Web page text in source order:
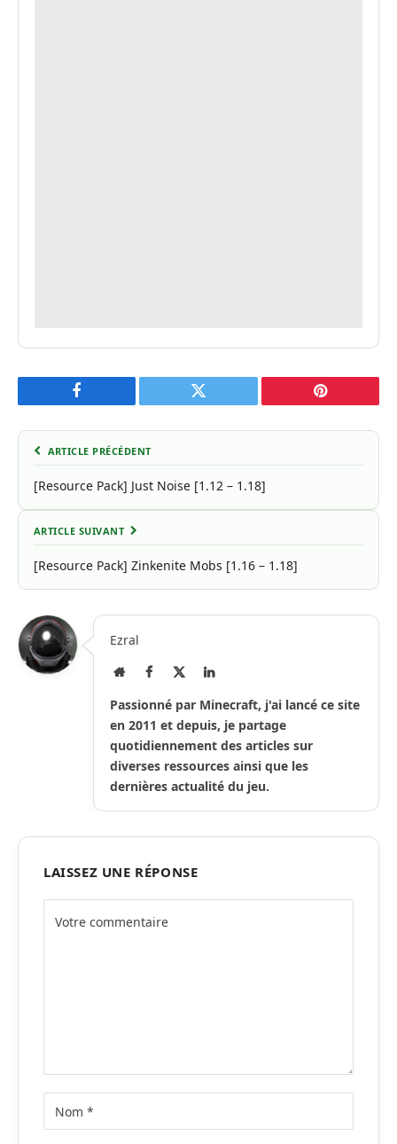
Facebook Twitter Pinterest
ARTICLE PRÉCÉDENT
[Resource Pack] Just Noise [1.12 – 1.18]
ARTICLE SUIVANT
[Resource Pack] Zinkenite Mobs [1.16 – 1.18]
Ezral
Site
Facebook LinkedIn
Passionné par Minecraft, j'ai lancé ce site
en 2011 et depuis, je partage
quotidiennement des articles sur
diverses ressources ainsi que les
dernières actualité du jeu.
LAISSEZ UNE RÉPONSE